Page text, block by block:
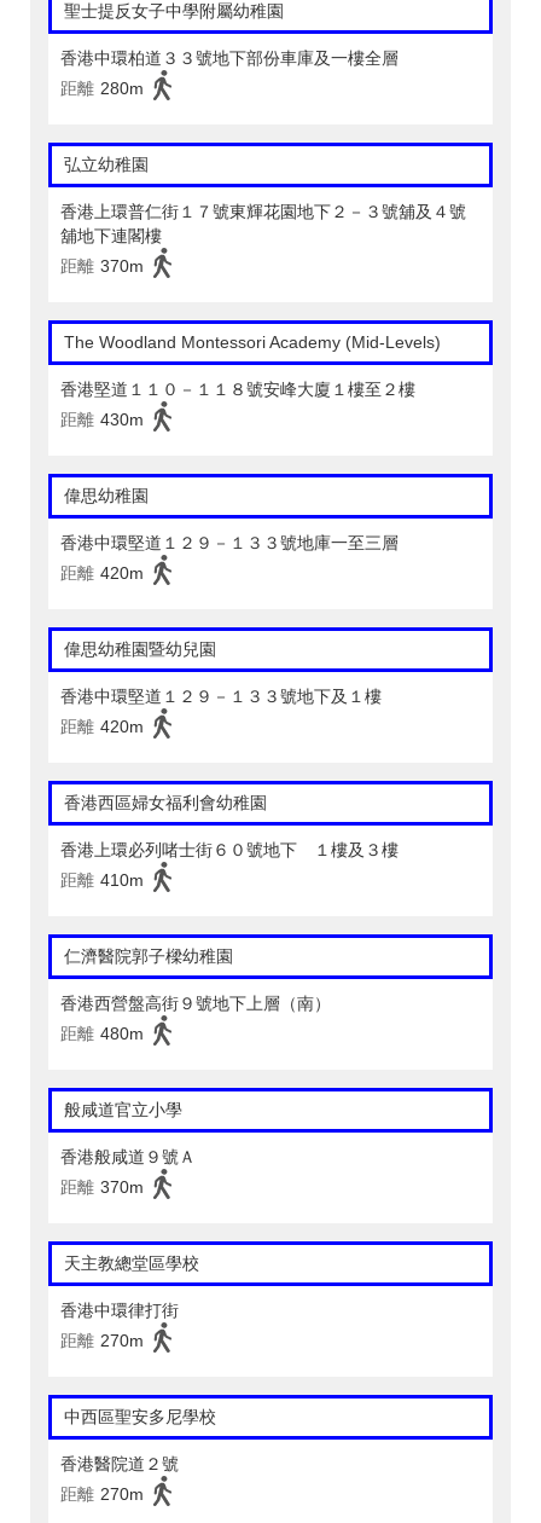
聖士提反女子中學附屬幼稚園
香港中環柏道３３號地下部份車庫及一樓全層
距離 280m
弘立幼稚園
香港上環普仁街１７號東輝花園地下２－３號舖及４號
舖地下連閣樓
距離 370m
The Woodland Montessori Academy (Mid-Levels)
香港堅道１１０－１１８號安峰大廈１樓至２樓
距離 430m
偉思幼稚園
香港中環堅道１２９－１３３號地庫一至三層
距離 420m
偉思幼稚園暨幼兒園
香港中環堅道１２９－１３３號地下及１樓
距離 420m
香港西區婦女福利會幼稚園
香港上環必列啫士街６０號地下 １樓及３樓
距離 410m
仁濟醫院郭子樑幼稚園
香港西營盤高街９號地下上層（南）
距離 480m
般咸道官立小學
香港般咸道９號Ａ
距離 370m
天主教總堂區學校
香港中環律打街
距離 270m
中西區聖安多尼學校
香港醫院道２號
距離 270m